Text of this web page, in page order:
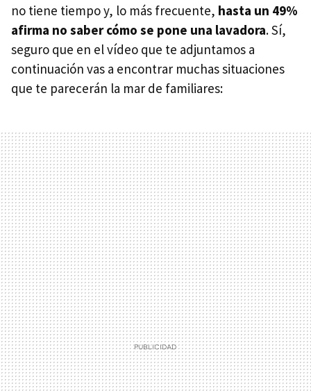
no tiene tiempo y, lo más frecuente, hasta un 49%
afirma no saber cómo se pone una lavadora. Sí,
seguro que en el vídeo que te adjuntamos a
continuación vas a encontrar muchas situaciones
que te parecerán la mar de familiares: